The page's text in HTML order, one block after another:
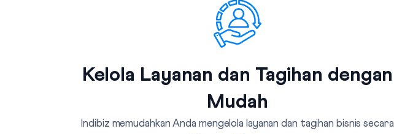
Kelola Layanan dan Tagihan dengan
Mudah
Indibiz memudahkan Anda mengelola layanan dan tagihan bisnis secara